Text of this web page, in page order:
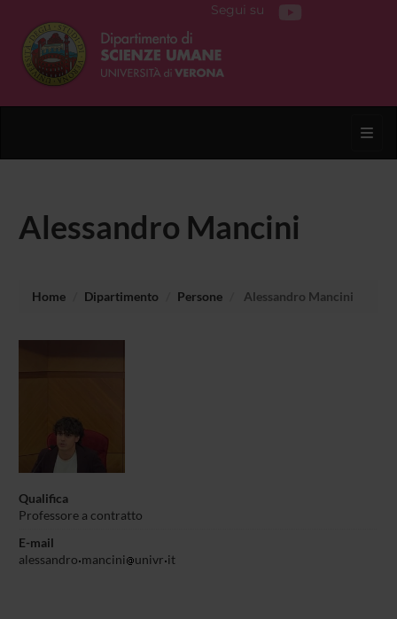
Segui su
Alessandro Mancini
Home Dipartimento Persone Alessandro Mancini
Qualifica
Professore a contratto
E-mail
alessandro mancini univr it